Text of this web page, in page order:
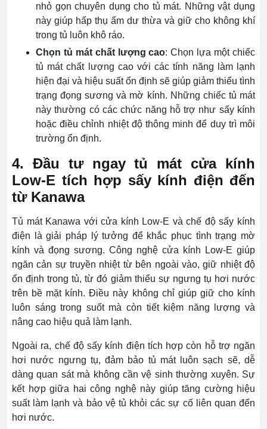
nhỏ gọn chuyên dụng cho tủ mát. Những vật dụng
này giúp hấp thụ ẩm dư thừa và giữ cho không khí
trong tủ luôn khô ráo.
Chọn tủ mát chất lượng cao: Chọn lựa một chiếc
tủ mát chất lượng cao với các tính năng làm lạnh
hiện đại và hiệu suất ổn định sẽ giúp giảm thiểu tình
trạng đọng sương và mờ kính. Những chiếc tủ mát
này thường có các chức năng hỗ trợ như sấy kính
hoặc điều chỉnh nhiệt độ thông minh để duy trì môi
trường ổn định.
4. Đầu tư ngay tủ mát cửa kính
Low-E tích hợp sấy kính điện đến
từ Kanawa
Tủ mát Kanawa với cửa kính Low-E và chế độ sấy kính
điện là giải pháp lý tưởng để khắc phục tình trạng mờ
kính và đọng sương. Công nghệ cửa kính Low-E giúp
ngăn cản sự truyền nhiệt từ bên ngoài vào, giữ nhiệt độ
ổn định trong tủ, từ đó giảm thiểu sự ngưng tụ hơi nước
trên bề mặt kính. Điều này không chỉ giúp giữ cho kính
luôn sáng trong suốt mà còn tiết kiệm năng lượng và
nâng cao hiệu quả làm lạnh.
Ngoài ra, chế độ sấy kính điện tích hợp còn hỗ trợ ngăn
hơi nước ngưng tụ, đảm bảo tủ mát luôn sạch sẽ, dễ
dàng quan sát mà không cần vệ sinh thường xuyên. Sự
kết hợp giữa hai công nghệ này giúp tăng cường hiệu
suất làm lạnh và bảo vệ tủ khỏi các sự cố liên quan đến
hơi nước.